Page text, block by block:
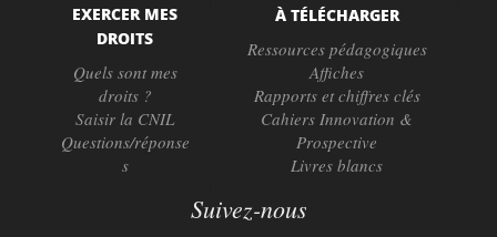
EXERCER MES
DROITS
Quels sont mes
droits ?
Saisir la CNIL
Questions/réponse
s
À TÉLÉCHARGER
Ressources pédagogiques
Affiches
Rapports et chiffres clés
Cahiers Innovation &
Prospective
Livres blancs
Suivez-nous